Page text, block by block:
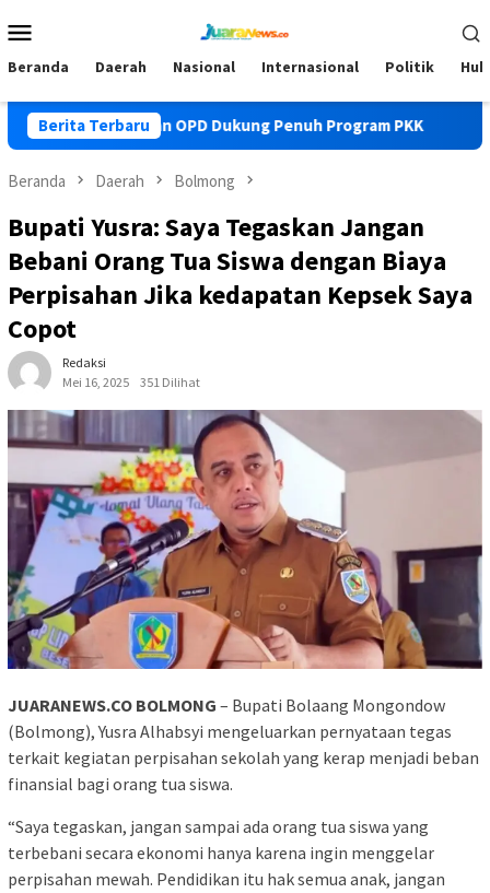
ke
Mobile
Beranda Daerah Nasional Internasional Politik
Berita TerbaruOPD Dukung Penuh Program PKK Pemkab
Beranda Daerah Bolmong
Bupati Yusra: Saya Tegaskan Jangan
Bebani Orang Tua Siswa dengan Biaya
Perpisahan Jika kedapatan Kepsek Saya
Copot
Redaksi
Mei 16, 2025
351 Dilihat
JUARANEWS.CO BOLMONG – Bupati Bolaang Mongondow
(Bolmong), Yusra Alhabsyi mengeluarkan pernyataan tegas
terkait kegiatan perpisahan sekolah yang kerap menjadi beban
finansial bagi orang tua siswa.
“Saya tegaskan, jangan sampai ada orang tua siswa yang
terbebani secara ekonomi hanya karena ingin menggelar
perpisahan mewah. Pendidikan itu hak semua anak, jangan